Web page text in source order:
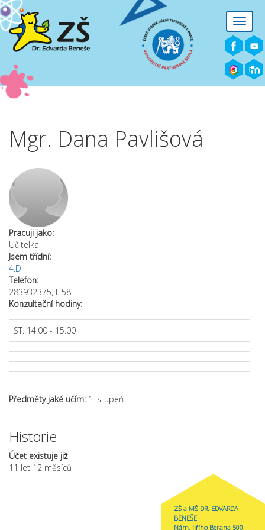
Přejít k hlavnímu obsahu
Toggle
Mgr. Dana Pavlišová
Pracuji jako:
Učitelka
Jsem třídní:
4.D
Telefon:
283932375, l. 58
Konzultační hodiny:
ST: 14.00 - 15.00
Předměty jaké učím: 1. stupeň
Historie
Účet existuje již
11 let 12 měsíců
ZŠ a MŠ DR. EDVARDA
BENEŠE
Nám. Jiřího Berana 500